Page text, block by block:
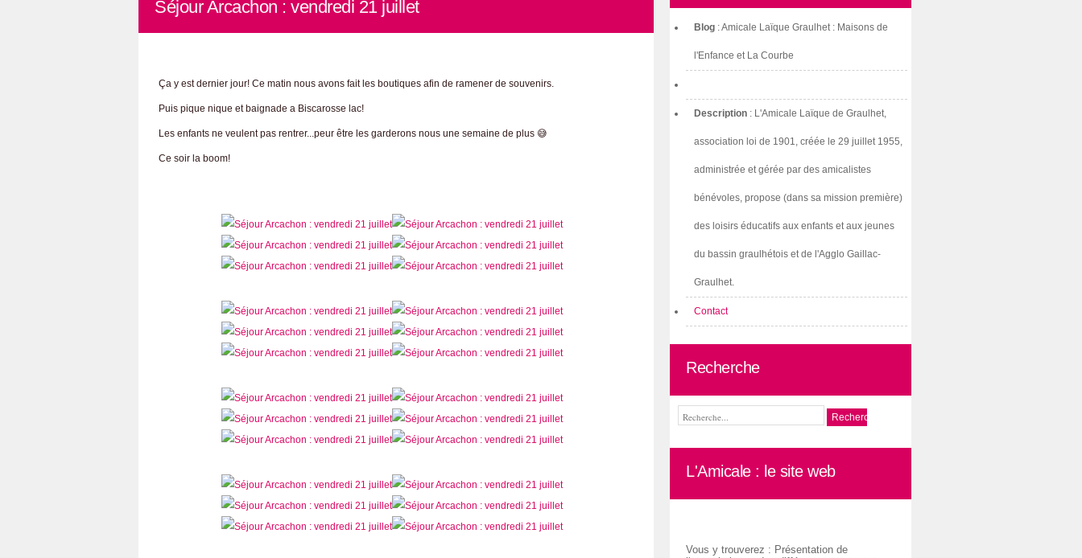
Séjour Arcachon : vendredi 21 juillet
Ça y est dernier jour! Ce matin nous avons fait les boutiques afin de ramener de souvenirs.
Puis pique nique et baignade a Biscarosse lac!
Les enfants ne veulent pas rentrer...peur être les garderons nous une semaine de plus 😅
Ce soir la boom!
Blog : Amicale Laïque Graulhet : Maisons de
l'Enfance et La Courbe
Description : L'Amicale Laïque de Graulhet,
association loi de 1901, créée le 29 juillet 1955,
administrée et gérée par des amicalistes
bénévoles, propose (dans sa mission première)
des loisirs éducatifs aux enfants et aux jeunes
du bassin graulhétois et de l'Agglo Gaillac-
Graulhet.
Contact
Recherche
L'Amicale : le site web
Vous y trouverez : Présentation de